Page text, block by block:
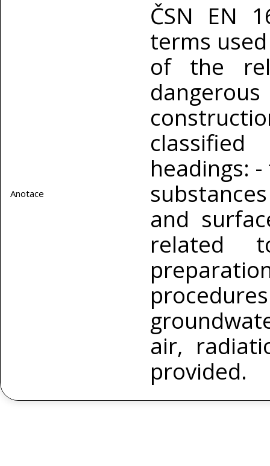
Anotace
ČSN EN
terms
of the
headings:
and
related
air,
provided.